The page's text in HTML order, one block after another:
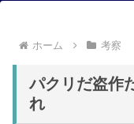
ホーム 考察
パクリだ盗作
れ